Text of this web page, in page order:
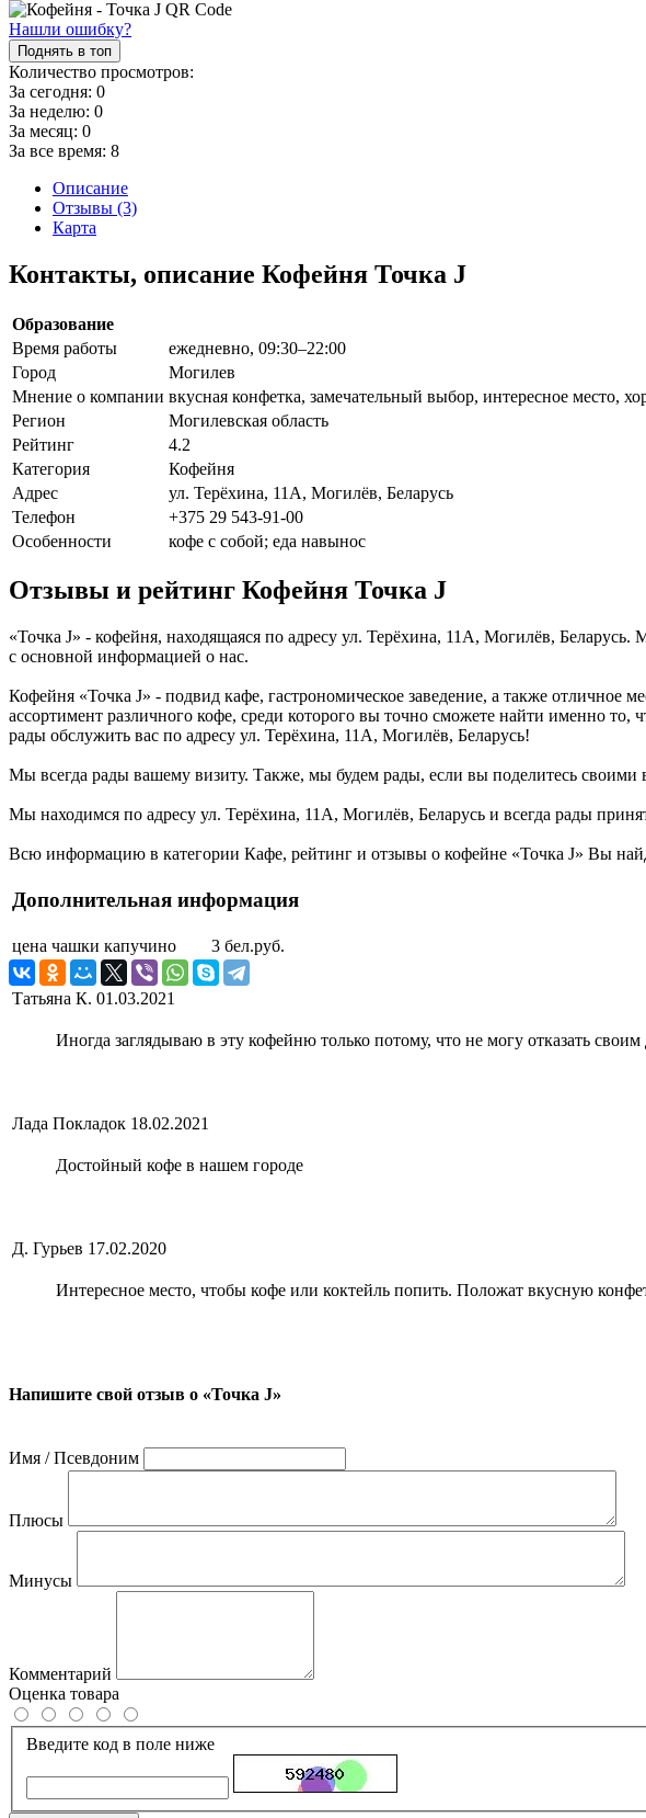
Нашли ошибку?
Поднять в топ
Количество просмотров:
За сегодня: 0
За неделю: 0
За месяц: 0
За все время: 8
Описание
Отзывы (3)
Карта
Контакты, описание Кофейня Точка J
Образование
Время работы
ежедневно, 09:30–22:00
Город
Могилев
Мнение о компании вкусная конфетка, замечательный выбор, интересное место,
Регион
Могилевская область
Рейтинг
4.2
Категория
Кофейня
Адрес
ул. Терёхина, 11А, Могилёв, Беларусь
Телефон
+375 29 543-91-00
Особенности
кофе с собой; еда навынос
Отзывы и рейтинг Кофейня Точка J
«Точка J» - кофейня, находящаяся по адресу ул. Терёхина, 11А, Могилёв,
с основной информацией о нас.
Кофейня «Точка J» - подвид кафе, гастрономическое заведение, а также отличное
ассортимент различного кофе, среди которого вы точно сможете найти именно
рады обслужить вас по адресу ул. Терёхина, 11А, Могилёв, Беларусь!
Мы всегда рады вашему визиту. Также, мы будем рады, если вы поделитесь своими
Мы находимся по адресу ул. Терёхина, 11А, Могилёв, Беларусь и всегда рады
Всю информацию в категории Кафе, рейтинг и отзывы о кофейне «Точка J» Вы
Дополнительная информация
цена чашки капучино 3 бел.руб.
Татьяна К. 01.03.2021
Иногда заглядываю в эту кофейню только потому, что не могу отказать своим
Лада Покладок 18.02.2021
Достойный кофе в нашем городе
Д. Гурьев 17.02.2020
Интересное место, чтобы кофе или коктейль попить. Положат вкусную
Напишите свой отзыв о «Точка J»
Имя / Псевдоним
Плюсы
Минусы
Комментарий
Оценка товара
Введите код в поле ниже